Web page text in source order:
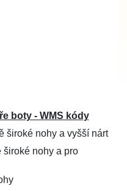
boty - WMS kódy
široké nohy a vyšší nárt
široké nohy a pro